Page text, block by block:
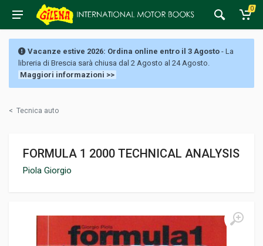
0
Vacanze estive 2026: Ordina online entro il 3 Agosto - La
libreria di Brescia sarà chiusa dal 2 Agosto al 24 Agosto.
Maggiori informazioni >>
< Tecnica auto
FORMULA 1 2000 TECHNICAL ANALYSIS
Piola Giorgio